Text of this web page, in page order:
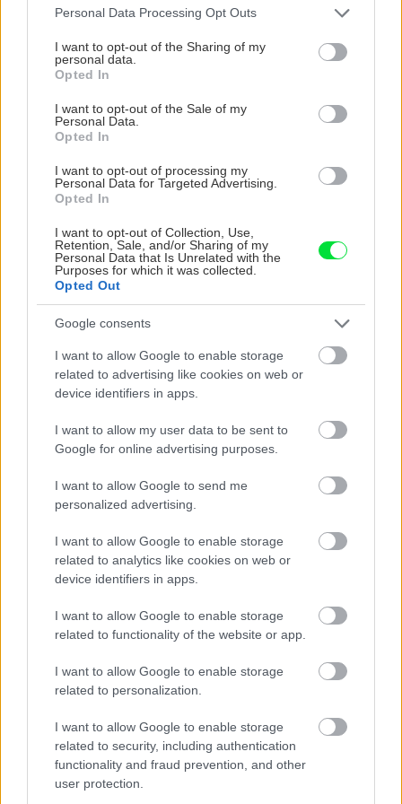
Please note that this website/app uses one or more Google
not limited to your visit or usage behaviour. You may click to
grant or deny consent to Google and its third-party tags to
use your data for below specified purposes in below Google
consent section.
Personal Data Processing Opt Outs
I want to opt-out of the Sharing of my
personal data.
Opted In
I want to opt-out of the Sale of my
Personal Data.
Opted In
I want to opt-out of processing my
Personal Data for Targeted Advertising.
Opted In
I want to opt-out of Collection, Use,
Retention, Sale, and/or Sharing of my
Personal Data that Is Unrelated with the
Purposes for which it was collected.
Opted Out
Google consents
I want to allow Google to enable storage
related to advertising like cookies on web or
device identifiers in apps.
I want to allow my user data to be sent to
Google for online advertising purposes.
I want to allow Google to send me
personalized advertising.
I want to allow Google to enable storage
related to analytics like cookies on web or
device identifiers in apps.
I want to allow Google to enable storage
related to functionality of the website or app.
I want to allow Google to enable storage
related to personalization.
I want to allow Google to enable storage
related to security, including authentication
functionality and fraud prevention, and other
user protection.
horúčavách pasca: Prečo z okna robia radiátor
a ako to vyriešiť za pár eur?
Trvalky, ktoré znesú sucho a teplo? Tieto
deň
s odlisťovaním funguje aj cez leto, ale pozor na
chyby
Ako odstrániť peň zo záhrady? Zbavte sa ho
pomocou 2 prísad, ktoré nájdete v kuchyni
V bazári kúpili starú maringotku a
svojpomocne ju premenili na dokonalé
bývanie v malebnej dedinke
NAŠE ČASOPISY
UROB SI SÁM 7-8/2026